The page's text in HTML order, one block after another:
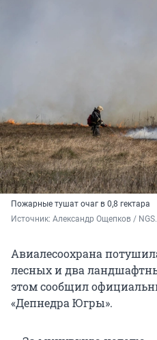
Пожарные тушат очаг в 0,8 гектара
Источник: Александр Ощепков /
Авиалесоохрана
лесных и два
этом сообщил
«Депнедра Югры».